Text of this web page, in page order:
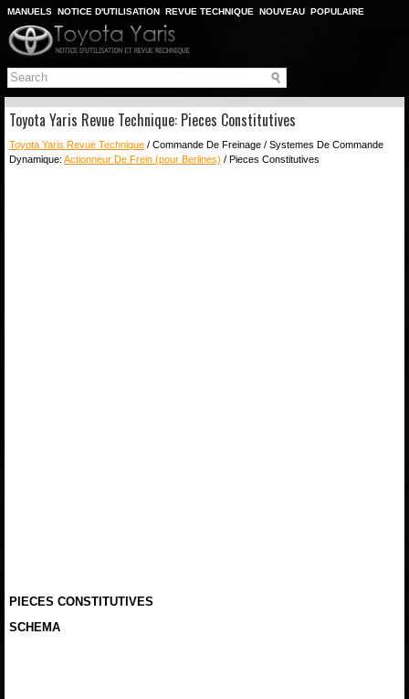
MANUELS NOTICE D'UTILISATION REVUE TECHNIQUE NOUVEAU POPULAIRE
PLAN DU SITE
CHERCHER
Toyota Yaris Revue Technique: Pieces Constitutives
Toyota Yaris Revue Technique / Commande De Freinage / Systemes De Commande
Dynamique: Actionneur De Frein (pour Berlines) / Pieces Constitutives
PIECES CONSTITUTIVES
SCHEMA